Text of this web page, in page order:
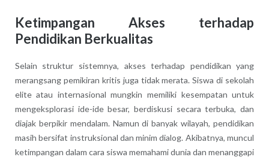
Ketimpangan Akses terhadap
Pendidikan Berkualitas
Selain struktur sistemnya, akses terhadap pendidikan yang
merangsang pemikiran kritis juga tidak merata. Siswa di sekolah
elite atau internasional mungkin memiliki kesempatan untuk
mengeksplorasi ide-ide besar, berdiskusi secara terbuka, dan
diajak berpikir mendalam. Namun di banyak wilayah, pendidikan
masih bersifat instruksional dan minim dialog. Akibatnya, muncul
ketimpangan dalam cara siswa memahami dunia dan menanggapi